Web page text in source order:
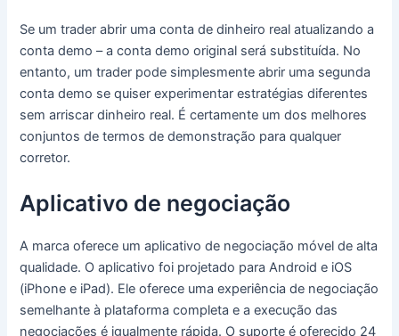
Se um trader abrir uma conta de dinheiro real atualizando a
conta demo – a conta demo original será substituída. No
entanto, um trader pode simplesmente abrir uma segunda
conta demo se quiser experimentar estratégias diferentes
sem arriscar dinheiro real. É certamente um dos melhores
conjuntos de termos de demonstração para qualquer
corretor.
Aplicativo de negociação
A marca oferece um aplicativo de negociação móvel de alta
qualidade. O aplicativo foi projetado para Android e iOS
(iPhone e iPad). Ele oferece uma experiência de negociação
semelhante à plataforma completa e a execução das
negociações é igualmente rápida. O suporte é oferecido 24